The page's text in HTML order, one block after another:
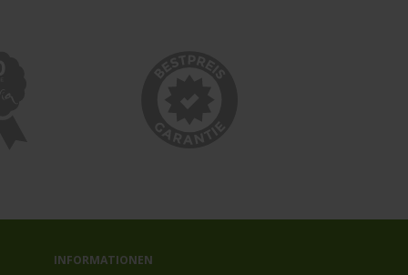
INFORMATIONEN